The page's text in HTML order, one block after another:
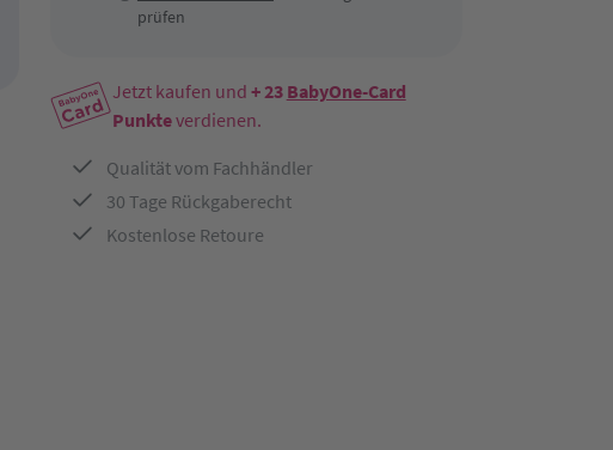
prüfen
Jetzt kaufen und + 23 BabyOne-Card
Punkteverdienen.
Qualität vom Fachhändler
30 Tage Rückgaberecht
Kostenlose Retoure